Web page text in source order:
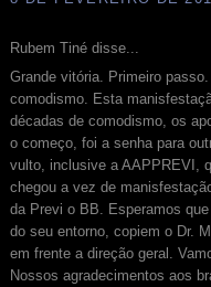
Rubem Tiné disse...
Grande vitória. Primeiro
comodismo. Esta
décadas de comodismo, os
o começo, foi a senha para
vulto, inclusive a AAPPREVI,
chegou a vez de
da Previ o BB. Esperamos
do seu entorno, copiem o Dr.
em frente a direção geral.
Nossos agradecimentos aos